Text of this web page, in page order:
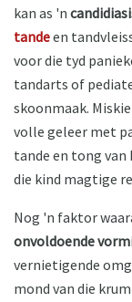
kan as 'n
tandeen
voor die tyd
tandarts of
skoonmaak.
volle geleer met
tande en tong van
die kind magtige
Nog 'n faktor
onvoldoende
vernietigende
mond van die